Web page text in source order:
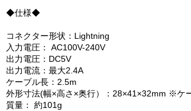
◆仕様◆
コネクター形状：Lightning
入力電圧： AC100V-240V
出力電圧：DC5V
出力電流：最大2.4A
ケーブル長：2.5m
外形寸法(幅×高さ×奥行）：28×41×32mm ※ケ
質量： 約101g